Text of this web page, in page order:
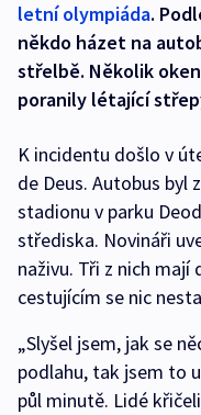
letní olympiáda.
někdo házet na
střelbě. Několik
poranily létající
K incidentu došlo v
de Deus. Autobus byl
stadionu v parku
střediska. Novináři
naživu. Tři z nich mají
cestujícím se nic
„Slyšel jsem, jak se
podlahu, tak jsem to
půl minutě. Lidé